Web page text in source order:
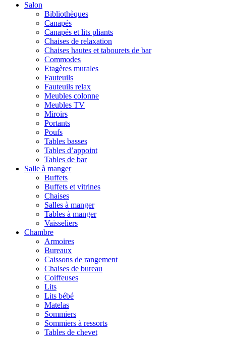
Salon
Bibliothèques
Canapés
Canapés et lits pliants
Chaises de relaxation
Chaises hautes et tabourets de bar
Commodes
Etagères murales
Fauteuils
Fauteuils relax
Meubles colonne
Meubles TV
Miroirs
Portants
Poufs
Tables basses
Tables d’appoint
Tables de bar
Salle à manger
Buffets
Buffets et vitrines
Chaises
Salles à manger
Tables à manger
Vaisseliers
Chambre
Armoires
Bureaux
Caissons de rangement
Chaises de bureau
Coiffeuses
Lits
Lits bébé
Matelas
Sommiers
Sommiers à ressorts
Tables de chevet